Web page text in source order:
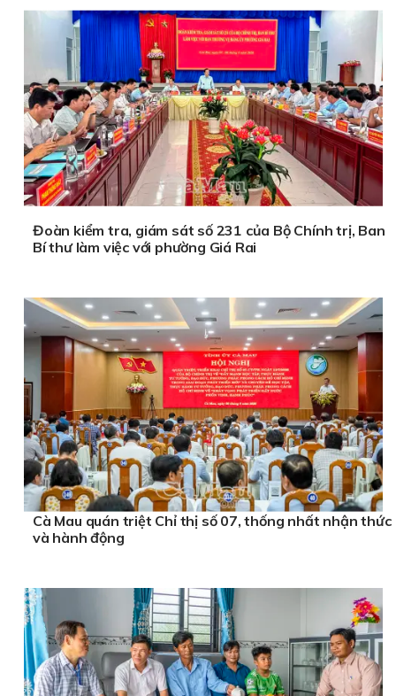
Đoàn kiểm tra, giám sát số 231 của Bộ Chính trị, Ban
Bí thư làm việc với phường Giá Rai
Cà Mau quán triệt Chỉ thị số 07, thống nhất nhận thức
và hành động